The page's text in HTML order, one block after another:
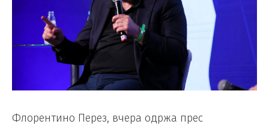
Флорентино Перез, вчера одржа прес